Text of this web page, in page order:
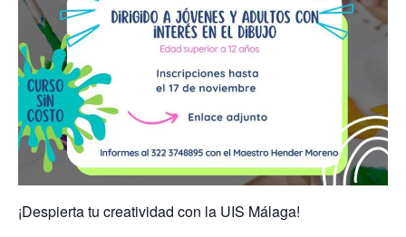
¡Despierta tu creatividad con la UIS Málaga!